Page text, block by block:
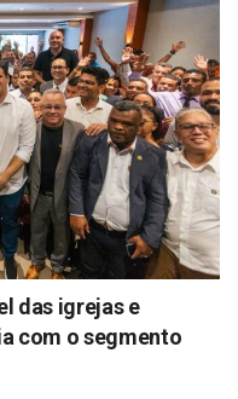
das igrejas e
com o segmento